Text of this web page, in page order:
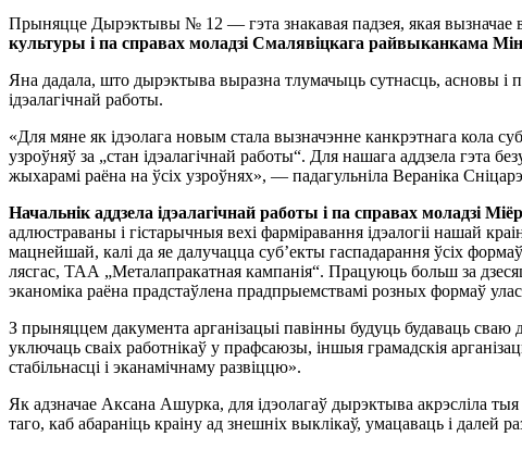
Прыняцце Дырэктывы № 12 — гэта знакавая падзея, якая вызначае
культуры i па справах моладзi Смалявiцкага райвыканкама
Яна дадала, што дырэктыва выразна тлумачыць сутнасць, асновы
iдэалагiчнай работы.
«Для мяне як iдэолага новым стала вызначэнне канкрэтнага кола
узроўняў за „стан iдэалагiчнай работы“. Для нашага аддзела
жыхарамi раёна на ўсiх узроўнях», — падагульнiла Веранiка
Начальнiк аддзела iдэалагiчнай работы i па справах моладзi
адлюстраваны i гiстарычныя вехi фармiравання iдэалогii нашай
мацнейшай, калi да яе далучацца суб’екты гаспадарання ўсiх
лясгас, ТАА „Металапракатная кампанiя“. Працуюць больш за
эканомiка раёна прадстаўлена прадпрыемствамi розных формаў
З прыняццем дакумента арганiзацыi павiнны будуць будаваць сваю
уключаць сваiх работнiкаў у прафсаюзы, iншыя грамадскiя
стабiльнасцi i эканамiчнаму развiццю».
Як адзначае Аксана Ашурка, для iдэолагаў дырэктыва акрэслiла
таго, каб абаранiць краiну ад знешнiх выклiкаў, умацаваць i далей